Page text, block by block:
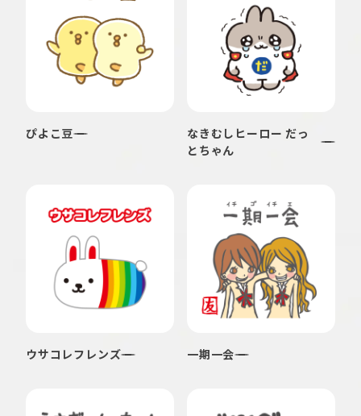
ぴよこ豆
なきむしヒーロー だっ
とちゃん
ウサコレフレンズ 一期一会